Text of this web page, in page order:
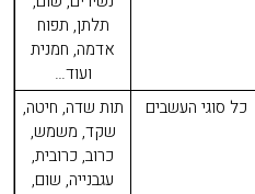
תלתן, תפוח
אדמה, חמנית
ועוד…
כל סוגי העשבים
תות שדה, חיטה,
שקד, משמש,
כרוב, כרובית,
עגבנייה, שום,